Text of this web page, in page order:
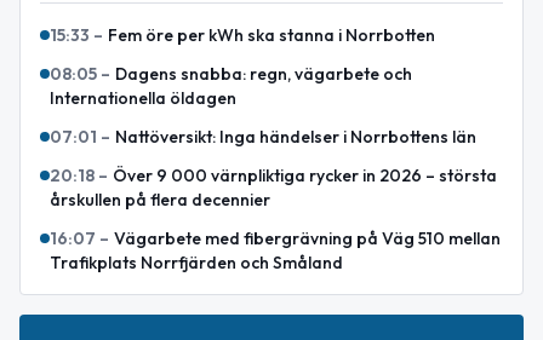
15:33 – Fem öre per kWh ska stanna i Norrbotten
08:05 – Dagens snabba: regn, vägarbete och
Internationella öldagen
07:01 – Nattöversikt: Inga händelser i Norrbottens län
20:18 – Över 9 000 värnpliktiga rycker in 2026 – största
årskullen på flera decennier
16:07 – Vägarbete med fibergrävning på Väg 510 mellan
Trafikplats Norrfjärden och Småland